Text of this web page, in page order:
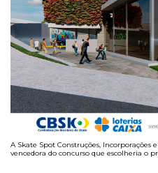
A Skate Spot Construções,
vencedora do concurso que escolheria o